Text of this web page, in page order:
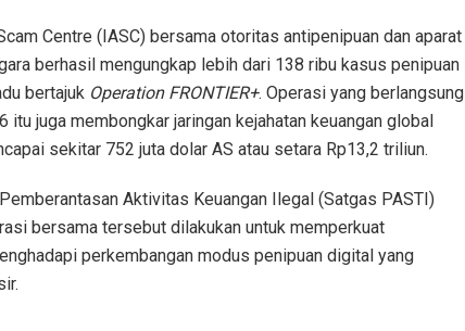
Centre (IASC) bersama otoritas antipenipuan dan aparat
berhasil mengungkap lebih dari 138 ribu kasus penipuan
bertajuk Operation FRONTIER+. Operasi yang berlangsung
juga membongkar jaringan kejahatan keuangan global
sekitar 752 juta dolar AS atau setara Rp13,2 triliun.
Aktivitas Keuangan Ilegal (Satgas PASTI)
bersama tersebut dilakukan untuk memperkuat
perkembangan modus penipuan digital yang